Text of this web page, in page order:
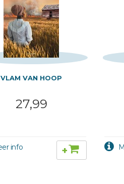
VLAM VAN HOOP
27,99
+